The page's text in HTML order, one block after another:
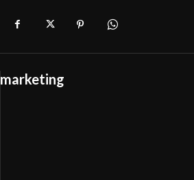
marketing